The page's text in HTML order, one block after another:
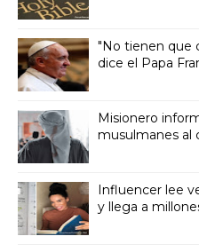
"No tienen que
dice el Papa
Misionero
musulmanes al
Influencer lee
y llega a